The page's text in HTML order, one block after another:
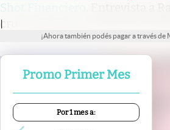
|
¡Ahora también podés pagar a través de
Promo Primer Mes
Por 1 mes a:
Shot Financiero
cruce entre la economía y la